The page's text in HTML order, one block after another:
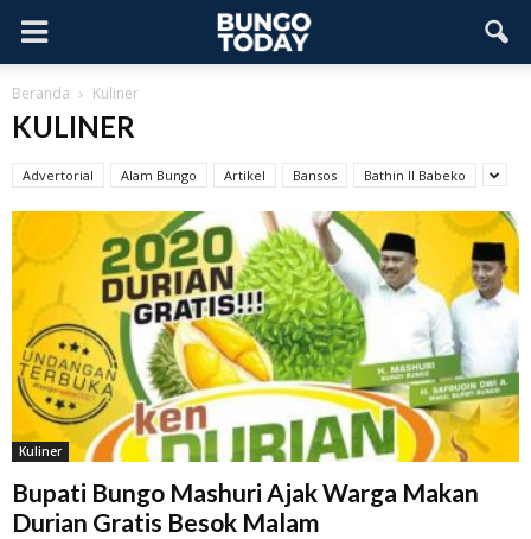
Beranda Kuliner
KULINER
Advertorial Alam Bungo Artikel Bansos Bathin II Babeko
Kuliner
Bupati Bungo Mashuri Ajak Warga Makan
Durian Gratis Besok Malam